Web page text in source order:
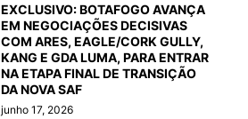
EXCLUSIVO: BOTAFOGO AVANÇA
EM NEGOCIAÇÕES DECISIVAS
COM ARES, EAGLE/CORK GULLY,
KANG E GDA LUMA, PARA ENTRAR
NA ETAPA FINAL DE TRANSIÇÃO
DA NOVA SAF
junho 17, 2026